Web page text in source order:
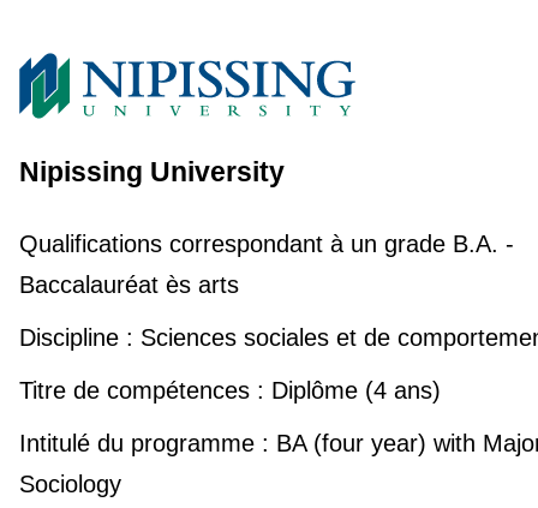
Nipissing University
Qualifications correspondant à un gradeB.A. -
Baccalauréat ès arts
Discipline : Sciences sociales et de
Titre de compétences : Diplôme (4 ans)
Intitulé du programme : BA (four year) with
Sociology